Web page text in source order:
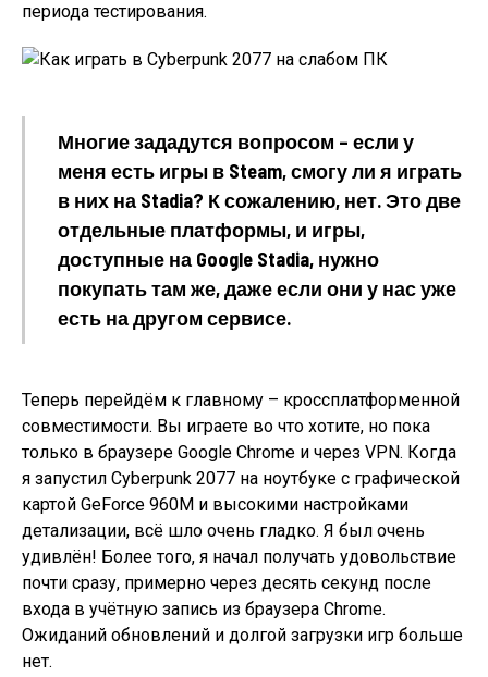
периода тестирования.
Многие зададутся вопросом – если у
меня есть игры в Steam, смогу ли я играть
в них на Stadia? К сожалению, нет. Это две
отдельные платформы, и игры,
доступные на Google Stadia, нужно
покупать там же, даже если они у нас уже
есть на другом сервисе.
Теперь перейдём к главному – кроссплатформенной
совместимости. Вы играете во что хотите, но пока
только в браузере Google Chrome и через VPN. Когда
я запустил Cyberpunk 2077 на ноутбуке с графической
картой GeForce 960M и высокими настройками
детализации, всё шло очень гладко. Я был очень
удивлён! Более того, я начал получать удовольствие
почти сразу, примерно через десять секунд после
входа в учётную запись из браузера Chrome.
Ожиданий обновлений и долгой загрузки игр больше
нет.